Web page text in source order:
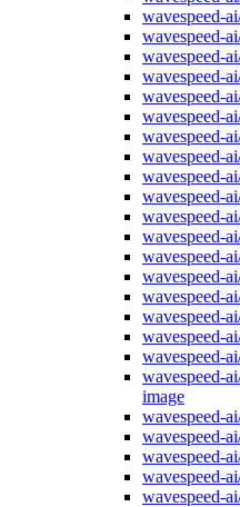
wavespeed-
wavespeed-
wavespeed-
wavespeed-
wavespeed-
wavespeed-
wavespeed-
wavespeed-
wavespeed-
wavespeed-
wavespeed-
wavespeed-
wavespeed-
wavespeed-
wavespeed-
wavespeed-
wavespeed-
wavespeed-
wavespeed-
image
wavespeed-
wavespeed-
wavespeed-
wavespeed-
wavespeed-